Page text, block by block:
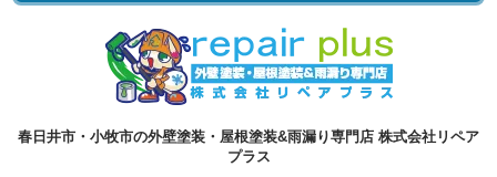
春日井市・小牧市の外壁塗装・屋根塗装&雨漏り専門店 株式会社リペア
プラス